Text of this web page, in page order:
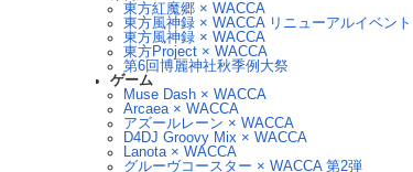
東方紅魔郷 × WACCA
東方風神録 × WACCA リニューアルイベント
東方風神録 × WACCA
東方Project × WACCA
第6回博麗神社秋季例大祭
ゲーム
Muse Dash × WACCA
Arcaea × WACCA
アズールレーン × WACCA
D4DJ Groovy Mix × WACCA
Lanota × WACCA
グルーヴコースター × WACCA 第2弾